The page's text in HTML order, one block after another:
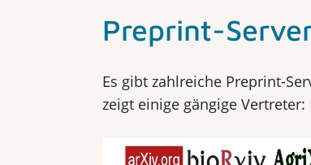
Preprint-
Es gibt zahlreiche Preprint-
zeigt einige gängige Vertreter: